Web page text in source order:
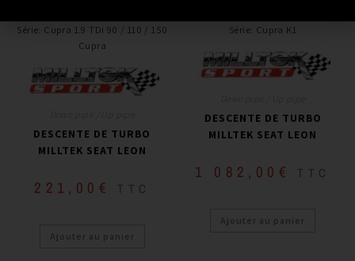
Série: Cupra 1.9 TDi 90 / 110 / 150
Cupra
DESCENTE DE TURBO
MILLTEK SEAT LEON
221,00 € TTC
Ajouter au panier
Série: Cupra K1
DESCENTE DE TURBO
MILLTEK SEAT LEON
1 082,00 € TTC
Ajouter au panier